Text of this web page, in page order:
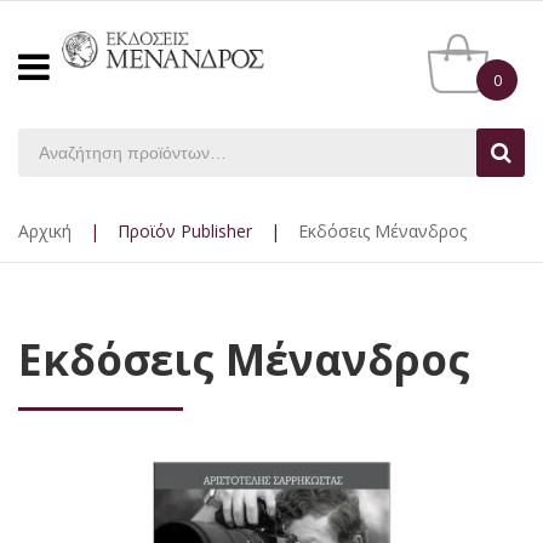
0
Αρχική | Προϊόν Publisher | Εκδόσεις Μένανδρος
Εκδόσεις Μένανδρος